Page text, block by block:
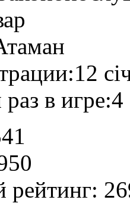
12
в игре:4